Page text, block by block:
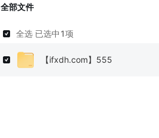
全部文件
全选 已选中 1项
【ifxdh.com】555